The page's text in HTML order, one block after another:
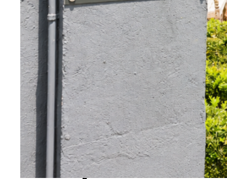
Les chambres d'hôtes
Séminaires
Groupes
Nos événements
Privatisation
Le Clos Jeannon
2 Rue Saint Fiacre
54600 Villers-lès-Nancy
+33 3 83 40 30 30